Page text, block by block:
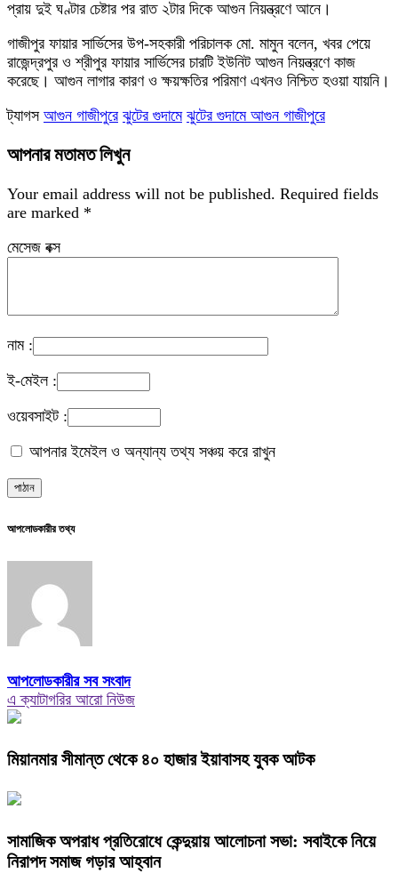
প্রায় দুই ঘণ্টার চেষ্টার পর রাত ২টার দিকে আগুন নিয়ন্ত্রণে আনে।
গাজীপুর ফায়ার সার্ভিসের উপ-সহকারী পরিচালক মো. মামুন বলেন, খবর পেয়ে
রাজেন্দ্রপুর ও শ্রীপুর ফায়ার সার্ভিসের চারটি ইউনিট আগুন নিয়ন্ত্রণে কাজ
করেছে। আগুন লাগার কারণ ও ক্ষয়ক্ষতির পরিমাণ এখনও নিশ্চিত হওয়া যায়নি।
ট্যাগস আগুন গাজীপুরে ঝুটের গুদামে ঝুটের গুদামে আগুন গাজীপুরে
আপনার মতামত লিখুন
Your email address will not be published. Required fields
are marked *
মেসেজ বক্স
নাম :
ই-মেইল :
ওয়েবসাইট :
আপনার ইমেইল ও অন্যান্য তথ্য সঞ্চয় করে রাখুন
আপলোডকারীর তথ্য
আপলোডকারীর সব সংবাদ
এ ক্যাটাগরির আরো নিউজ
মিয়ানমার সীমান্ত থেকে ৪০ হাজার ইয়াবাসহ যুবক আটক
সামাজিক অপরাধ প্রতিরোধে কেন্দুয়ায় আলোচনা সভা: সবাইকে নিয়ে
নিরাপদ সমাজ গড়ার আহ্বান